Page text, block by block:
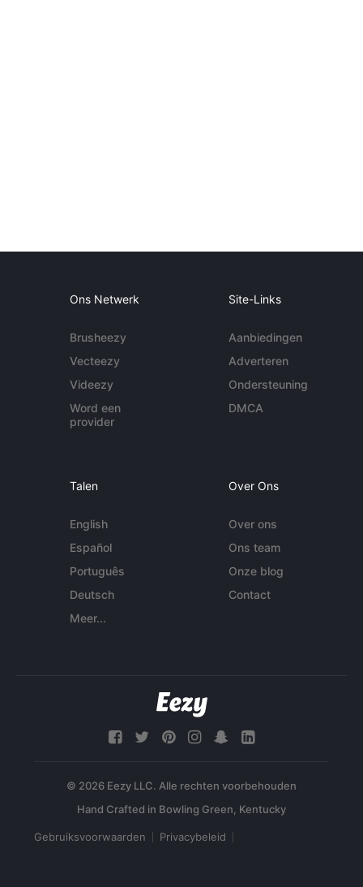
Ons Netwerk
Brusheezy
Vecteezy
Videezy
Word een
provider
Site-Links
Aanbiedingen
Adverteren
Ondersteuning
DMCA
Talen
English
Español
Português
Deutsch
Meer...
Over Ons
Over ons
Ons team
Onze blog
Contact
© 2026 Eezy LLC. Alle rechten voorbehouden
Gebruiksvoorwaarden Privacybeleid